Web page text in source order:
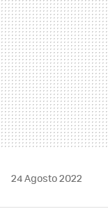
24 Agosto 2022